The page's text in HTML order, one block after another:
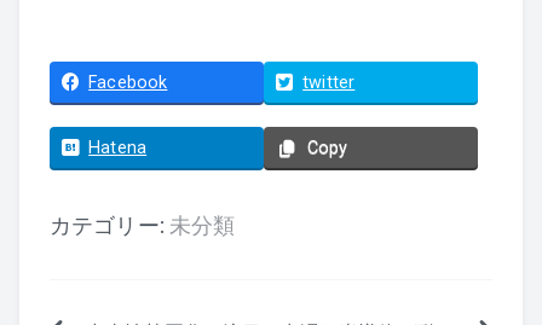
Facebook twitter
Hatena Copy
カテゴリー:未分類